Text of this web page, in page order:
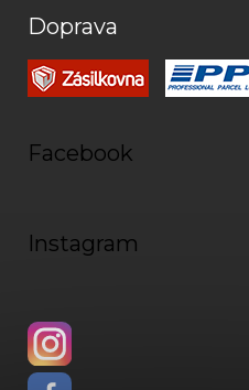
Doprava
Facebook
Instagram